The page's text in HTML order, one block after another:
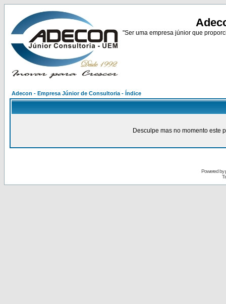
"Ser uma empresa júnior que
Adecon - Empresa Júnior de Consultoria - Índice
Desculpe mas no momento este
Powered by